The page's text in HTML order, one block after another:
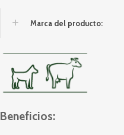
Marca del producto:
Beneficios: